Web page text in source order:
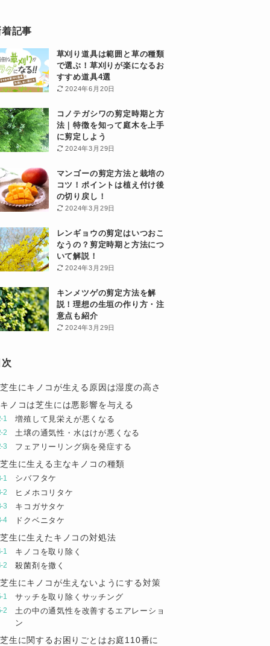
着記事
草刈り道具は範囲と草の種類
で選ぶ！草刈りが楽になるお
すすめ道具4選
2024年6月20日
コノテガシワの剪定時期と方
法｜特徴を知って庭木を上手
に剪定しよう
2024年3月29日
マンゴーの剪定方法と栽培の
コツ！ポイントは植え付け後
の切り戻し！
2024年3月29日
レンギョウの剪定はいつおこ
なうの？剪定時期と方法につ
いて解説！
2024年3月29日
キンメツゲの剪定方法を解
説！理想の生垣の作り方・注
意点も紹介
2024年3月29日
次
芝生にキノコが生える原因は湿度の高さ
キノコは芝生には悪影響を与える
増殖して見栄えが悪くなる
土壌の通気性・水はけが悪くなる
フェアリーリング病を発症する
芝生に生える主なキノコの種類
シバフタケ
ヒメホコリタケ
キコガサタケ
ドクベニタケ
芝生に生えたキノコの対処法
キノコを取り除く
殺菌剤を撒く
芝生にキノコが生えないようにする対策
サッチを取り除くサッチング
土の中の通気性を改善するエアレーショ
ン
芝生に関するお困りごとはお庭110番に